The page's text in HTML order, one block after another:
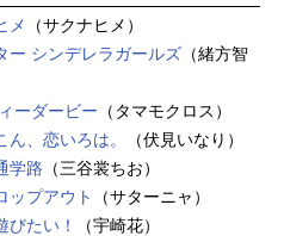
メ
（サクナヒメ）
ー シンデレラガールズ （緒方智
ーダービー （タマモクロス）
、恋いろは。
（伏見いなり）
学路 （三谷裳ちお）
ップアウト
（サターニャ）
びたい！
（宇崎花）